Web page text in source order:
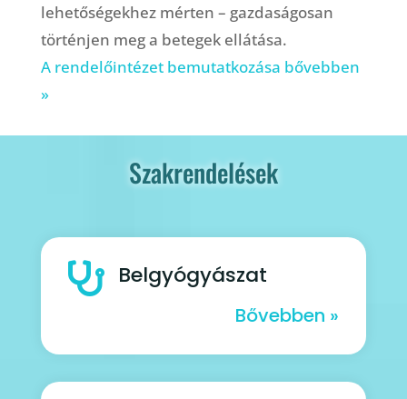
lehetőségekhez mérten – gazdaságosan
történjen meg a betegek ellátása.
A rendelőintézet bemutatkozása bővebben
»
Szakrendelések
 Belgyógyászat
Bővebben »